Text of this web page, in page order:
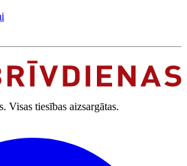
tiesības aizsargātas.